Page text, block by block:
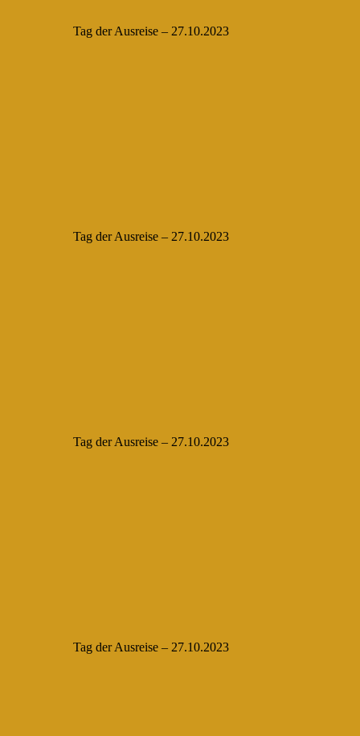
Tag der Ausreise – 27.10.2023
Tag der Ausreise – 27.10.2023
Tag der Ausreise – 27.10.2023
Tag der Ausreise – 27.10.2023